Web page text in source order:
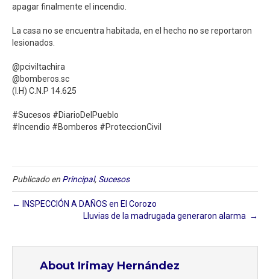
apagar finalmente el incendio.⁣
La casa no se encuentra habitada, en el hecho no se reportaron
lesionados.⁣
@pciviltachira⁣
@bomberos.sc⁣
(I.H) C.N.P 14.625⁣
#Sucesos #DiarioDelPueblo⁣
#Incendio #Bomberos #ProteccionCivil
Publicado en Principal, Sucesos
← INSPECCIÓN A DAÑOS en El Corozo
Lluvias de la madrugada generaron alarma ⁣ →
About Irimay Hernández